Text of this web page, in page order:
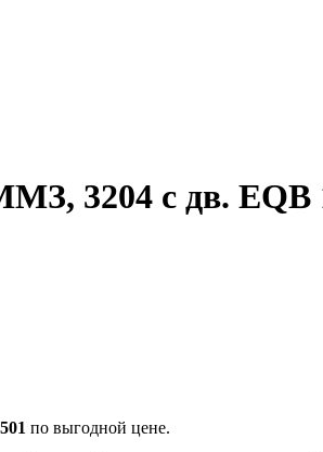
3204 с дв. EQB
по выгодной цене.